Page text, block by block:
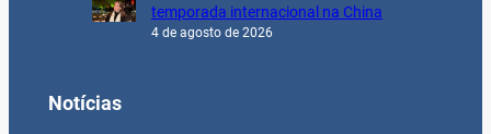
temporada internacional na China
4 de agosto de 2026
Notícias